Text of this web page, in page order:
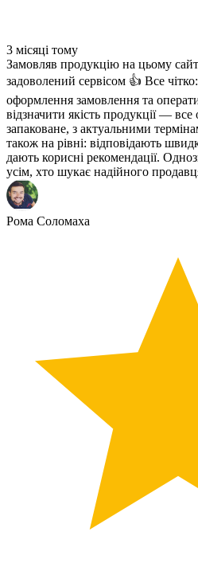
3 місяці тому
Замовляв продукцію на цьому
задоволений сервісом 👍 Все
оформлення замовлення та
відзначити якість продукції — все
запаковане, з актуальними
також на рівні: відповідають
дають корисні рекомендації.
усім, хто шукає надійного
Рома Соломаха